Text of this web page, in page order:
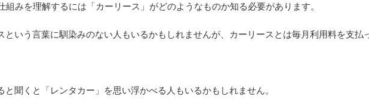
組みを理解するには「カーリース」がどのようなものか知る必要があります。
という言葉に馴染みのない人もいるかもしれませんが、カーリースとは毎月利用料を支払
と聞くと「レンタカー」を思い浮かべる人もいるかもしれません。